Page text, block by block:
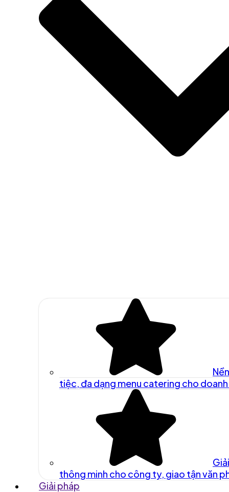
tiệc, đa dạng menu catering cho
thông minh cho công ty, giao tận văn
Giải pháp